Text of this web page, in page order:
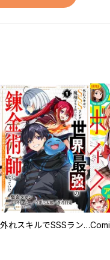
外れスキルでSSSランク魔境を生き抜いたら、世界最強の錬金術師になっていた～快適拠点をつくって仲間と楽しい異世界ライフ～【分冊版】